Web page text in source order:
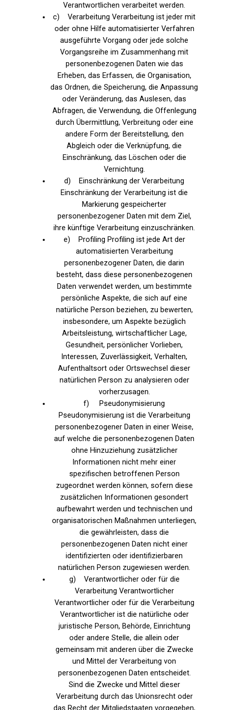
Verantwortlichen verarbeitet werden.
c) Verarbeitung Verarbeitung ist jeder mit
oder ohne Hilfe automatisierter Verfahren
ausgeführte Vorgang oder jede solche
Vorgangsreihe im Zusammenhang mit
personenbezogenen Daten wie das
Erheben, das Erfassen, die Organisation,
das Ordnen, die Speicherung, die Anpassung
oder Veränderung, das Auslesen, das
Abfragen, die Verwendung, die Offenlegung
durch Übermittlung, Verbreitung oder eine
andere Form der Bereitstellung, den
Abgleich oder die Verknüpfung, die
Einschränkung, das Löschen oder die
Vernichtung.
d) Einschränkung der Verarbeitung
Einschränkung der Verarbeitung ist die
Markierung gespeicherter
personenbezogener Daten mit dem Ziel,
ihre künftige Verarbeitung einzuschränken.
e) Profiling Profiling ist jede Art der
automatisierten Verarbeitung
personenbezogener Daten, die darin
besteht, dass diese personenbezogenen
Daten verwendet werden, um bestimmte
persönliche Aspekte, die sich auf eine
natürliche Person beziehen, zu bewerten,
insbesondere, um Aspekte bezüglich
Arbeitsleistung, wirtschaftlicher Lage,
Gesundheit, persönlicher Vorlieben,
Interessen, Zuverlässigkeit, Verhalten,
Aufenthaltsort oder Ortswechsel dieser
natürlichen Person zu analysieren oder
vorherzusagen.
f) Pseudonymisierung
Pseudonymisierung ist die Verarbeitung
personenbezogener Daten in einer Weise,
auf welche die personenbezogenen Daten
ohne Hinzuziehung zusätzlicher
Informationen nicht mehr einer
spezifischen betroffenen Person
zugeordnet werden können, sofern diese
zusätzlichen Informationen gesondert
aufbewahrt werden und technischen und
organisatorischen Maßnahmen unterliegen,
die gewährleisten, dass die
personenbezogenen Daten nicht einer
identifizierten oder identifizierbaren
natürlichen Person zugewiesen werden.
g) Verantwortlicher oder für die
Verarbeitung Verantwortlicher
Verantwortlicher oder für die Verarbeitung
Verantwortlicher ist die natürliche oder
juristische Person, Behörde, Einrichtung
oder andere Stelle, die allein oder
gemeinsam mit anderen über die Zwecke
und Mittel der Verarbeitung von
personenbezogenen Daten entscheidet.
Sind die Zwecke und Mittel dieser
Verarbeitung durch das Unionsrecht oder